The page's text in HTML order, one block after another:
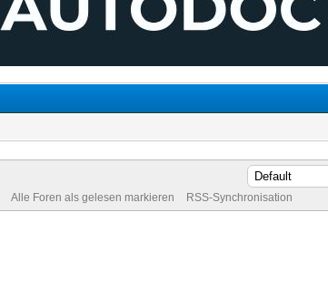
Alle Foren als gelesen markieren RSS-Synchronisation